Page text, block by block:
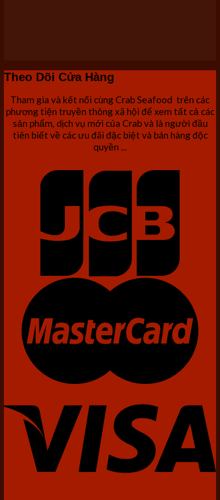
Theo Dõi Cửa Hàng
Tham gia và kết nối cùng Crab Seafood trên các
phương tiện truyền thông xã hội để xem tất cả các
sản phẩm, dịch vụ mới của Crab và là người đầu
tiên biết về các ưu đãi đặc biệt và bán hàng độc
quyền ...